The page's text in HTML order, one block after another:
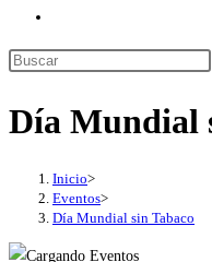
Día Mundial
Inicio>
Eventos>
Día Mundial sin Tabaco